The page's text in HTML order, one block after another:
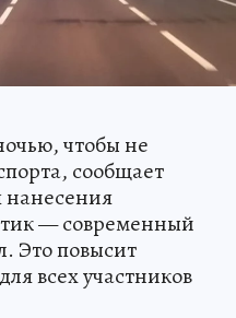
чтобы не
сообщает
нанесения
— современный
Это повысит
всех участников